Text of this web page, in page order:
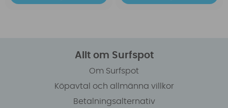
Allt om Surfspot
Om Surfspot
Köpavtal och allmänna villkor
Betalningsalternativ